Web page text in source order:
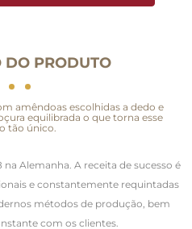
DO PRODUTO
amêndoas escolhidas a dedo e
equilibrada o que torna esse
tão único.
Alemanha. A receita de sucesso é
e constantemente requintadas
métodos de produção, bem
com os clientes.